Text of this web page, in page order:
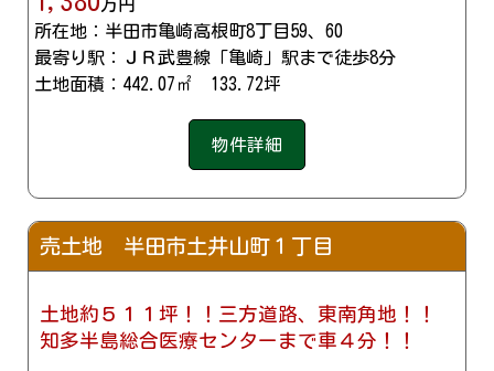
万円
所在地：半田市亀崎高根町8丁目59、60
最寄り駅：ＪＲ武豊線「亀崎」駅まで徒歩8分
土地面積：442.07㎡ 133.72坪
物件詳細
売土地 半田市土井山町１丁目
土地約５１１坪！！三方道路、東南角地！！
知多半島総合医療センターまで車４分！！